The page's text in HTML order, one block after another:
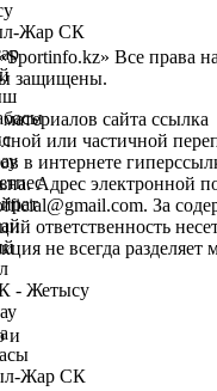
Жар СК
- Жетысу
Жар СК
Все права
защищены.
сайта ссылка
или частичной
в интернете
Адрес электронной
За
ответственность
не всегда разделяет
и